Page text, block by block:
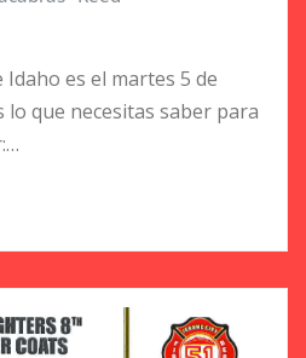
Idaho es el martes 5 de
lo que necesitas saber para